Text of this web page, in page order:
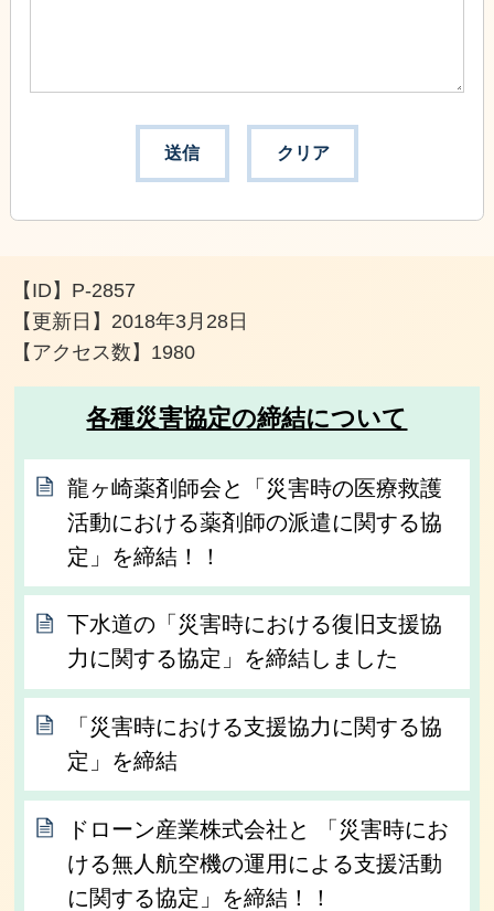
【ID】 P-2857
【更新日】 2018年3月28日
【アクセス数】 1980
各種災害協定の締結について
龍ヶ崎薬剤師会と「災害時の医療救護
活動における薬剤師の派遣に関する協
定」を締結！！
下水道の「災害時における復旧支援協
力に関する協定」を締結しました
「災害時における支援協力に関する協
定」を締結
ドローン産業株式会社と 「災害時にお
ける無人航空機の運用による支援活動
に関する協定」を締結！！